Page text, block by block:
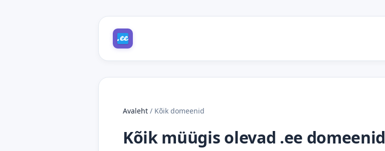
Avaleht / Kõik domeenid
Kõik müügis olevad .ee domeenid